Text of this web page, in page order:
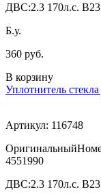
ДВС:2.3 170л.с.
Б.у.
360 руб.
В корзину
Уплотнитель
Артикул: 116748
4551990
ДВС:2.3 170л.с.